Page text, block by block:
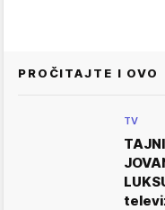
PROČITAJTE I OVO
TV